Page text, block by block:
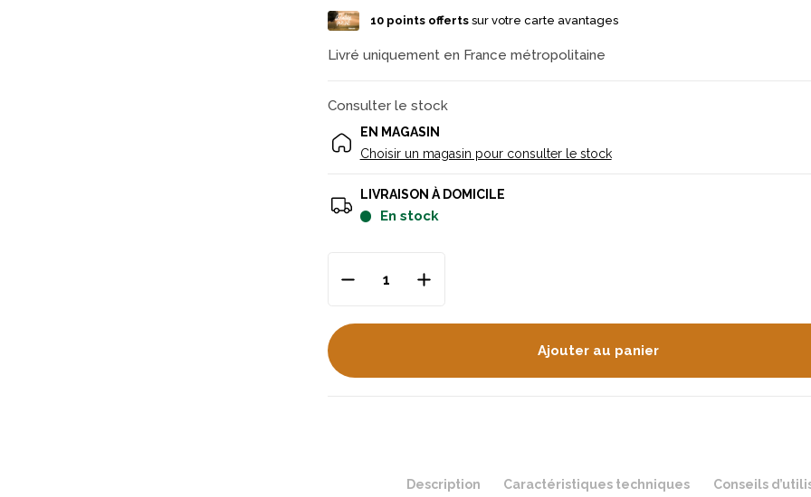
10 points offerts sur votre carte avantages
Livré uniquement en France métropolitaine
Consulter le stock
EN MAGASIN
Choisir un magasin pour consulter le stock
LIVRAISON À DOMICILE
en stock
Ajouter au panier
Description Caractéristiques techniques Conseils